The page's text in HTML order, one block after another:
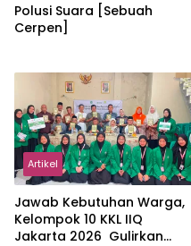
Polusi Suara [Sebuah
Cerpen]
Artikel
Jawab Kebutuhan Warga,
Kelompok 10 KKL IIQ
Jakarta 2026 Gulirkan